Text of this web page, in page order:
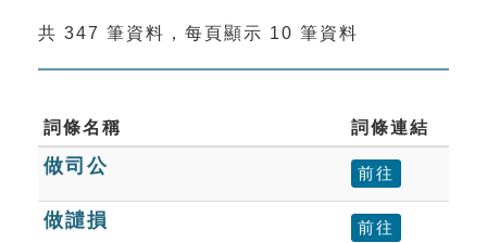
索引選單
單字索引
生命大百科索引
遊戲專區
共 347 筆資料，每頁顯示 10 筆資料
詞條名稱 詞條連結
做司公 前往
做譴損 前往